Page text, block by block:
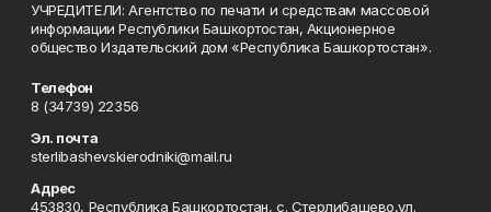
УЧРЕДИТЕЛИ: Агентство по печати и средствам массовой
информации Республики Башкортостан, Акционерное
общество Издательский дом «Республика Башкортостан».
Телефон
8 (34739) 22356
Эл. почта
sterlibashevskierodniki@mail.ru
Адрес
453830, Республика Башкортостан, c. Стерлибашево,ул.